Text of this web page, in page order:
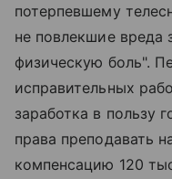
потерпевшему
не повлекшие вреда
физическую боль".
исправительных
заработка в пользу
права преподавать
компенсацию 120